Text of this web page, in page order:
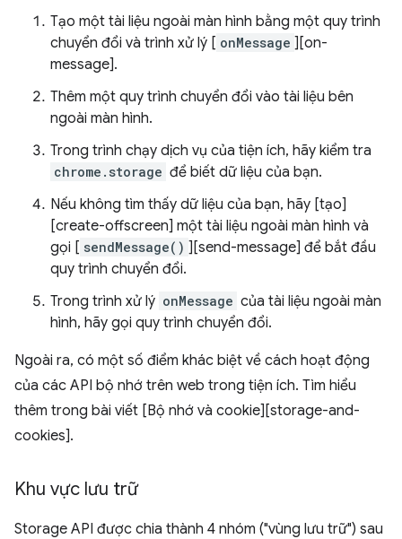
Tạo một tài liệu ngoài màn hình bằng một quy trình
chuyển đổi và trình xử lý [ onMessage ][on-
message].
Thêm một quy trình chuyển đổi vào tài liệu bên
ngoài màn hình.
Trong trình chạy dịch vụ của tiện ích, hãy kiểm tra
chrome.storage để biết dữ liệu của bạn.
Nếu không tìm thấy dữ liệu của bạn, hãy [tạo]
[create-offscreen] một tài liệu ngoài màn hình và
gọi [ sendMessage() ][send-message] để bắt đầu
quy trình chuyển đổi.
Trong trình xử lý onMessage của tài liệu ngoài màn
hình, hãy gọi quy trình chuyển đổi.
Ngoài ra, có một số điểm khác biệt về cách hoạt động
của các API bộ nhớ trên web trong tiện ích. Tìm hiểu
thêm trong bài viết [Bộ nhớ và cookie][storage-and-
cookies].
Khu vực lưu trữ
Storage API được chia thành 4 nhóm ("vùng lưu trữ") sau